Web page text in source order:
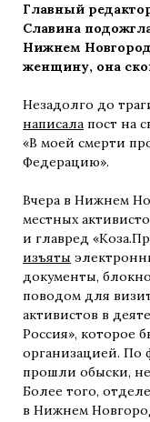
Главный
Славина
Нижнем
женщину, она
Незадолго до
написала пост на
«В моей смерти
Федерацию».
Вчера в Нижнем
местных
и главред
изъяты
документы,
поводом для
активистов в
Россия», которое
организацией. По
прошли обыски,
Более того,
в Нижнем